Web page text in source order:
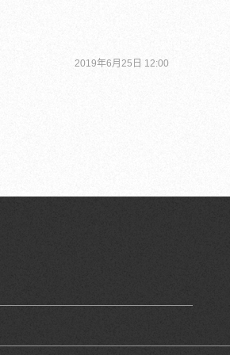
2019年6月25日 12:00